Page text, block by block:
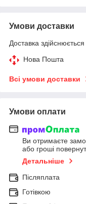
Умови доставки
Доставка
Нова Пошта
Всі умови доставки
Умови оплати
Ви отримаєте
або гроші
Детальніше
Післяплата
Готівкою